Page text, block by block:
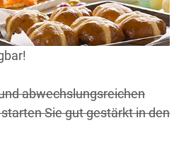
abwechslungsreichen
Sie gut gestärkt in den